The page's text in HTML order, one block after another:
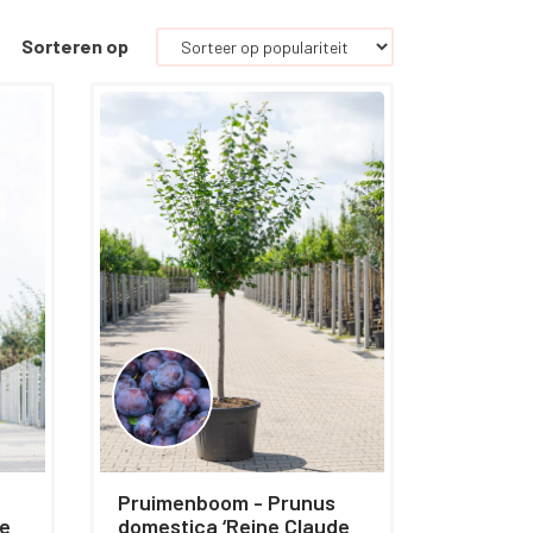
Sorteren op
Pruimenboom - Prunus
domestica ‘Reine Claude